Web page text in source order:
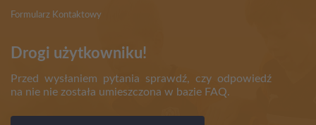
Formularz Kontaktowy
Drogi użytkowniku!
Przed wysłaniem pytania sprawdź, czy odpowiedź
na nie nie została umieszczona w bazie FAQ.